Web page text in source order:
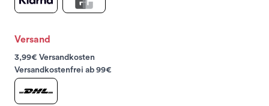
Versand
3,99€ Versandkosten
Versandkostenfrei ab 99€